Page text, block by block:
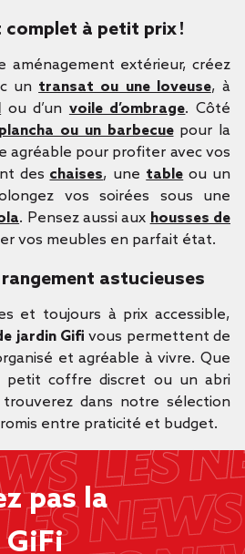
complet à petit prix !
aménagement extérieur, créez
un transat ou une loveuse, à
ou d’un voile d’ombrage. Côté
plancha ou un barbecuepour la
agréable pour profiter avec vos
des chaises, une table ou un
vos soirées sous une
. Pensez aussi aux housses de
vos meubles en parfait état.
astucieuses
et toujours à prix accessible,
jardin Gifi vous permettent de
et agréable à vivre. Que
petit coffre discret ou un abri
dans notre sélection
entre praticité et budget.
pas la